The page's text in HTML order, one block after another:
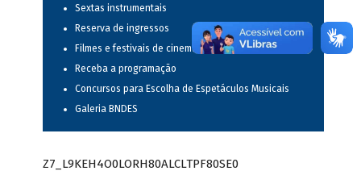
Sextas instrumentais
Reserva de ingressos
Filmes e festivais de cinema
Receba a programação
Concursos para Escolha de Espetáculos Musicais
Galeria BNDES
Z7_L9KEH4O0LORH80ALCLTPF80SE0